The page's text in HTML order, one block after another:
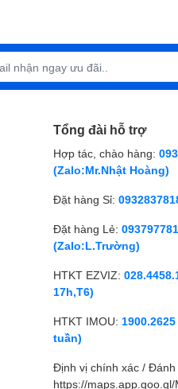
Tổng đài hỗ trợ
Hợp tác, chào hàng:
(Zalo:Mr.Nhật Hoàng)
Đặt hàng Sỉ:
Đặt hàng Lẻ:
(Zalo:L.Trường)
HTKT EZVIZ:
17h,T6)
HTKT IMOU:
tuần)
Định vị chính xác / Đánh
https://